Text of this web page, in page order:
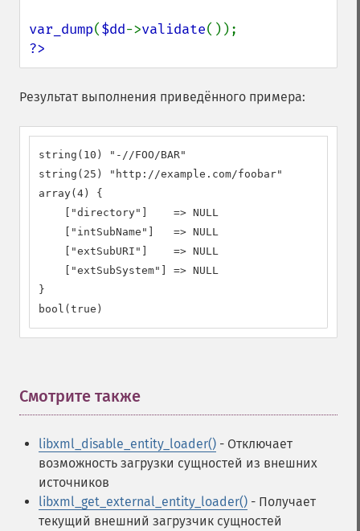
var_dump($dd->validate
?>
Результат выполнения приведённого примера:
string(10) "-//FOO/BAR"
string(25) "http://example.com/foobar"
array(4) {
    ["directory"]    => NULL
    ["intSubName"]   => NULL
    ["extSubURI"]    => NULL
    ["extSubSystem"] => NULL
}
bool(true)
Смотрите также
libxml_disable_entity_loader() - Отключает
возможность загрузки сущностей из внешних
источников
libxml_get_external_entity_loader() - Получает
текущий внешний загрузчик сущностей